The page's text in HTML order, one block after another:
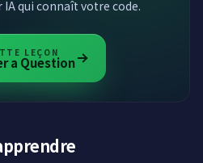
qui connaît votre code.
LEÇON
a Question